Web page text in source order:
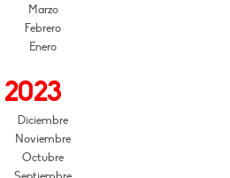
Marzo
Febrero
Enero
2023
Diciembre
Noviembre
Octubre